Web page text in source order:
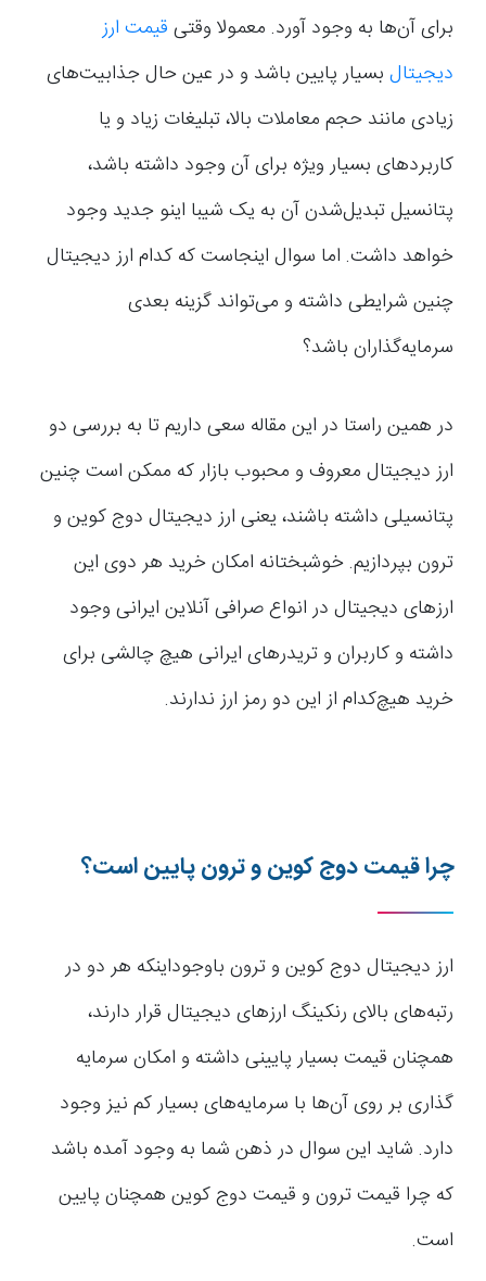
برای آن‌ها به وجود آورد. معمولا وقتی قیمت ارز
دیجیتال بسیار پایین باشد و در عین حال جذابیت‌های
زیادی مانند حجم معاملات بالا، تبلیغات زیاد و یا
کاربردهای بسیار ویژه برای آن وجود داشته باشد،
پتانسیل تبدیل‌شدن آن به یک شیبا اینو جدید وجود
خواهد داشت. اما سوال اینجاست که کدام ارز دیجیتال
چنین شرایطی داشته و می‌تواند گزینه بعدی
سرمایه‌گذاران باشد؟
در همین راستا در این مقاله سعی داریم تا به بررسی دو
ارز دیجیتال معروف و محبوب بازار که ممکن است چنین
پتانسیلی داشته باشند، یعنی ارز دیجیتال دوج کوین و
ترون بپردازیم. خوشبختانه امکان خرید هر دوی این
ارزهای دیجیتال در انواع صرافی آنلاین ایرانی وجود
داشته و کاربران و تریدر‌های ایرانی هیچ چالشی برای
خرید هیچ‌کدام از این دو رمز ارز ندارند.
چرا قیمت دوج کوین و ترون پایین است؟
ارز دیجیتال دوج کوین و ترون باوجوداینکه هر دو در
رتبه‌های بالای رنکینگ ارزهای دیجیتال قرار دارند،
همچنان قیمت بسیار پایینی داشته و امکان سرمایه
گذاری بر روی آن‌ها با سرمایه‌های بسیار کم نیز وجود
دارد. شاید این سوال در ذهن شما به وجود آمده باشد
که چرا قیمت ترون و قیمت دوج کوین همچنان پایین
است.